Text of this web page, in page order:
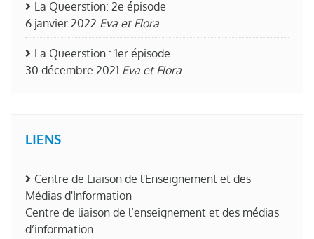
La Queerstion: 2e épisode
6 janvier 2022 Eva et Flora
La Queerstion : 1er épisode
30 décembre 2021 Eva et Flora
LIENS
Centre de Liaison de l'Enseignement et des
Médias d'Information
Centre de liaison de l’enseignement et des médias
d’information